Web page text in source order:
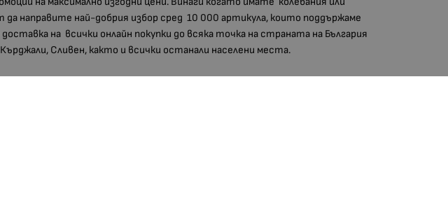
направите най-добрия избор сред 10 000 артикула, които поддържаме
на всички онлайн покупки до всяка точка на страната на България
Сливен, както и всички останали населени места.